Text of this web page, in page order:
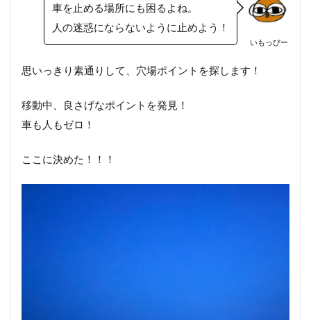
いもっぴー
車を止める場所にも困るよね。
人の迷惑にならないように止めよう！
思いっきり素通りして、穴場ポイントを探します！
移動中、良さげなポイントを発見！
車も人もゼロ！
ここに決めた！！！